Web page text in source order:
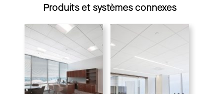
Produits et systèmes connexes